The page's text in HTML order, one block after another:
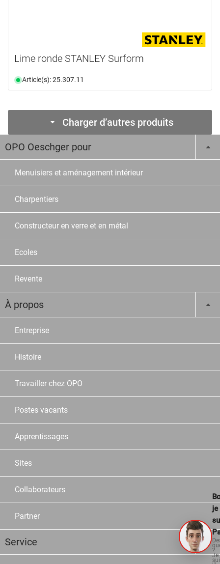
Lime ronde STANLEY Surform
Article(s): 25.307.11
Charger d’autres produits
OPO Oeschger pour
Menuisiers et aménagement intérieur
Charpentiers
Constructeur en verre et en métal
Ecoles
Revente
À propos
Entreprise
Histoire
Travailler chez OPO
Postes vacants
Apprentissages
Sites
Collaborateurs
Partner
Service
je
?
Je